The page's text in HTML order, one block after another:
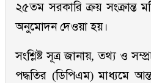
২৫তম সরকারি ক্রয় সংক্রান্ত
অনুমোদন দেওয়া হয়।
সংশ্লিষ্ট সূত্র জানায়, তথ্য ও
পদ্ধতির (ডিপিএম) মাধ্যমে